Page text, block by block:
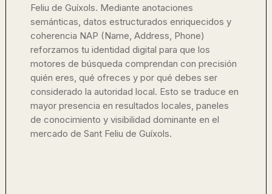
Feliu de Guíxols. Mediante anotaciones
semánticas, datos estructurados enriquecidos y
coherencia NAP (Name, Address, Phone)
reforzamos tu identidad digital para que los
motores de búsqueda comprendan con precisión
quién eres, qué ofreces y por qué debes ser
considerado la autoridad local. Esto se traduce en
mayor presencia en resultados locales, paneles
de conocimiento y visibilidad dominante en el
mercado de Sant Feliu de Guíxols.